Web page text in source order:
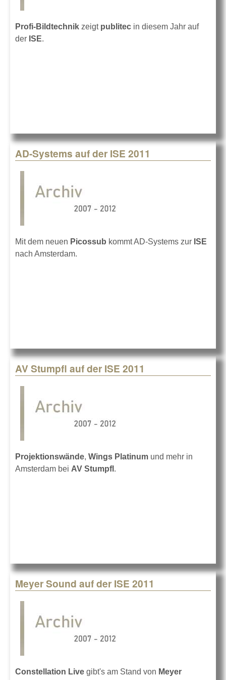
Profi-Bildtechnik zeigt publitec in diesem Jahr auf
der ISE.
AD-Systems auf der ISE 2011
Mit dem neuen Picossub kommt AD-Systems zur ISE
nach Amsterdam.
AV Stumpfl auf der ISE 2011
Projektionswände, Wings Platinum und mehr in
Amsterdam bei AV Stumpfl .
Meyer Sound auf der ISE 2011
Constellation Live gibt's am Stand von Meyer